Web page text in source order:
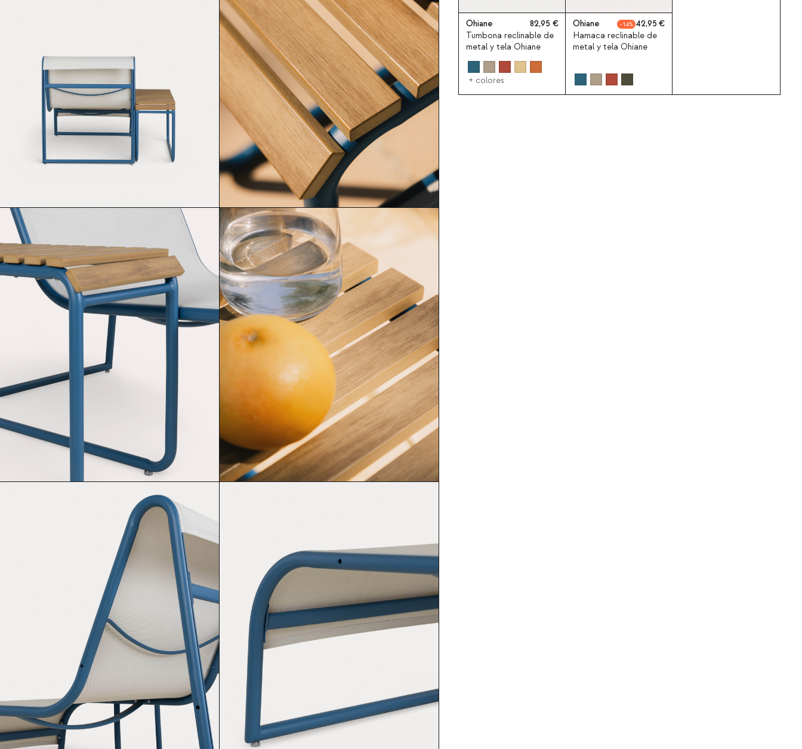
Ohiane
82,95
Tumbona reclinable de
metal y tela Ohiane
+ colores
Ohiane 14
42,95
Hamaca reclinable de
metal y tela Ohiane